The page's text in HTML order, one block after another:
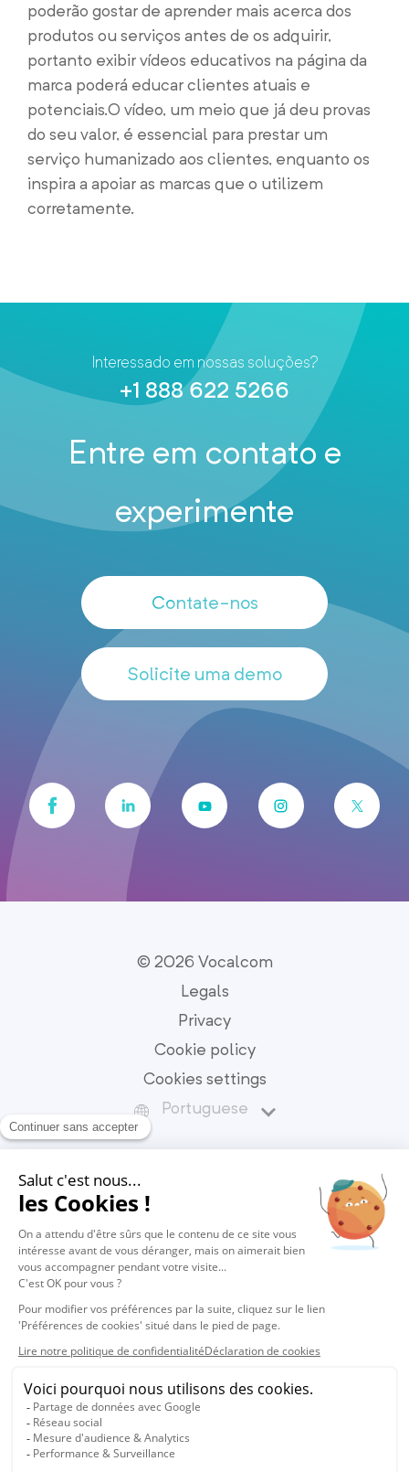
poderão gostar de aprender mais acerca dos
produtos ou serviços antes de os adquirir,
portanto exibir vídeos educativos na página da
marca poderá educar clientes atuais e
potenciais.O vídeo, um meio que já deu provas
do seu valor, é essencial para prestar um
serviço humanizado aos clientes, enquanto os
inspira a apoiar as marcas que o utilizem
corretamente.
Interessado em nossas soluções?
+1 888 622 5266
Entre em contato e
experimente
Contate-nos
Solicite uma demo
© 2026 Vocalcom
Legals
Privacy
Cookie policy
Cookies settings
Portuguese